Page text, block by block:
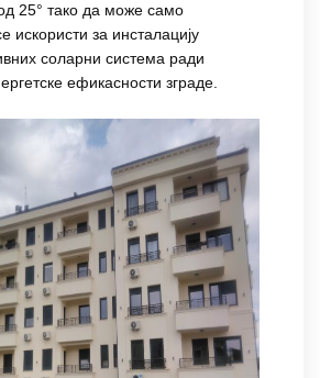
25° тако да може само
искористи за инсталацију
соларни система ради
ефикасности зграде.